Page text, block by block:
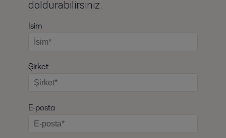
doldurabilirsiniz.
İsim
Şirket
E-posta